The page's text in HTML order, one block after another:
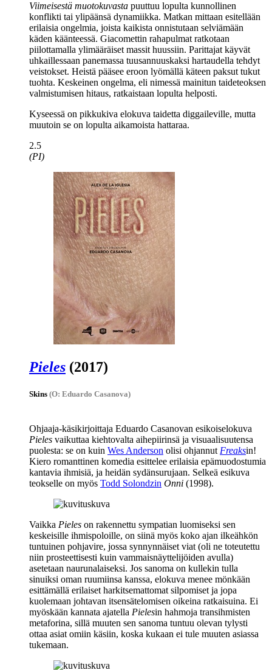
Viimeisestä muotokuvasta puuttuu lopulta kunnollinen
konflikti tai ylipäänsä dynamiikka. Matkan mittaan esitellään
erilaisia ongelmia, joista kaikista onnistutaan selviämään
käden käänteessä. Giacomettin rahapulmat ratkotaan
piilottamalla ylimääräiset massit huussiin. Parittajat käyvät
uhkaillessaan panemassa tuusannuuskaksi hartaudella tehdyt
veistokset. Heistä pääsee eroon lyömällä käteen paksut tukut
tuohta. Keskeinen ongelma, eli nimessä mainitun taideteoksen
valmistumisen hitaus, ratkaistaan lopulta helposti.
Kyseessä on pikkukiva elokuva taidetta diggaileville, mutta
muutoin se on lopulta aikamoista hattaraa.
2.5
(PI)
Pieles (2017)
Skins (O: Eduardo Casanova)
Ohjaaja-käsikirjoittaja Eduardo Casanovan esikoiselokuva
Pieles vaikuttaa kiehtovalta aihepiirinsä ja visuaalisuutensa
puolesta: se on kuin Wes Anderson olisi ohjannut Freaksin!
Kiero romanttinen komedia esittelee erilaisia epämuodostumia
kantavia ihmisiä, ja heidän sydänsurujaan. Selkeä esikuva
teokselle on myös Todd Solondzin Onni (1998).
Vaikka Pieles on rakennettu sympatian luomiseksi sen
keskeisille ihmispoloille, on siinä myös koko ajan ilkeähkön
tuntuinen pohjavire, jossa synnynnäiset viat (oli ne toteutettu
niin prosteettisesti kuin vammaisnäyttelijöiden avulla)
asetetaan naurunalaiseksi. Jos sanoma on kullekin tulla
sinuiksi oman ruumiinsa kanssa, elokuva menee mönkään
esittämällä erilaiset harkitsemattomat silpomiset ja jopa
kuolemaan johtavan itsensätelomisen oikeina ratkaisuina. Ei
myöskään kannata ajatella Pielesin hahmoja transihmisten
metaforina, sillä muuten sen sanoma tuntuu olevan tylysti
ottaa asiat omiin käsiin, koska kukaan ei tule muuten asiassa
tukemaan.